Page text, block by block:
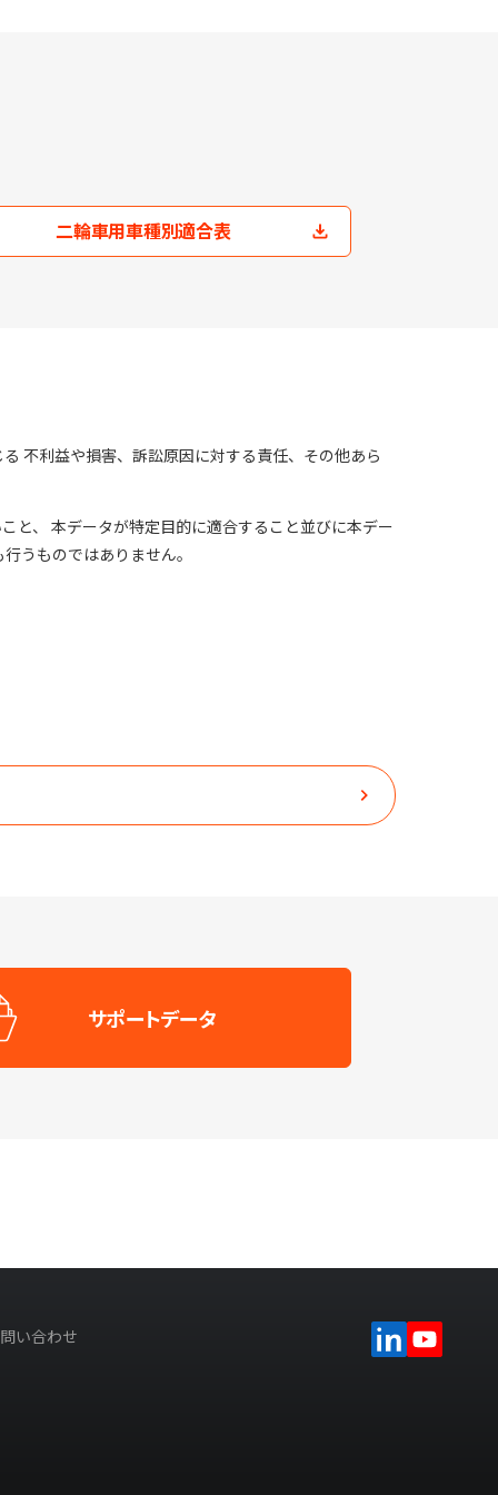
二輪車用車種別適合表
不利益や損害、訴訟原因に対する責任、その他あら
と、 本データが特定目的に適合すること並びに本デー
うものではありません。
サポートデータ
い合わせ